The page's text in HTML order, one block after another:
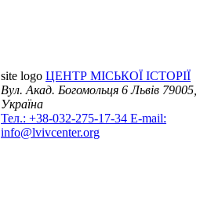
site logo ЦЕНТР МІСЬКОЇ ІСТОРІЇ
Вул. Акад. Богомольця 6Львів 79005,
Україна
Тел.: +38-032-275-17-34 E-mail:
info@lvivcenter.org